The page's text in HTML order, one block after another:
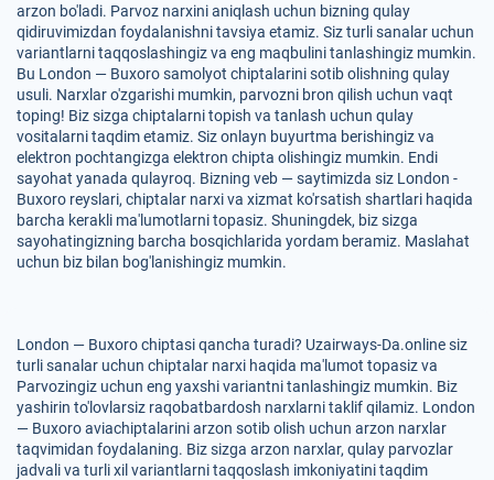
arzon bo'ladi. Parvoz narxini aniqlash uchun bizning qulay
qidiruvimizdan foydalanishni tavsiya etamiz. Siz turli sanalar uchun
variantlarni taqqoslashingiz va eng maqbulini tanlashingiz mumkin.
Bu London — Buxoro samolyot chiptalarini sotib olishning qulay
usuli. Narxlar o'zgarishi mumkin, parvozni bron qilish uchun vaqt
toping! Biz sizga chiptalarni topish va tanlash uchun qulay
vositalarni taqdim etamiz. Siz onlayn buyurtma berishingiz va
elektron pochtangizga elektron chipta olishingiz mumkin. Endi
sayohat yanada qulayroq. Bizning veb — saytimizda siz London -
Buxoro reyslari, chiptalar narxi va xizmat ko'rsatish shartlari haqida
barcha kerakli ma'lumotlarni topasiz. Shuningdek, biz sizga
sayohatingizning barcha bosqichlarida yordam beramiz. Maslahat
uchun biz bilan bog'lanishingiz mumkin.
London — Buxoro chiptasi qancha turadi? Uzairways-Da.online siz
turli sanalar uchun chiptalar narxi haqida ma'lumot topasiz va
Parvozingiz uchun eng yaxshi variantni tanlashingiz mumkin. Biz
yashirin to'lovlarsiz raqobatbardosh narxlarni taklif qilamiz. London
— Buxoro aviachiptalarini arzon sotib olish uchun arzon narxlar
taqvimidan foydalaning. Biz sizga arzon narxlar, qulay parvozlar
jadvali va turli xil variantlarni taqqoslash imkoniyatini taqdim